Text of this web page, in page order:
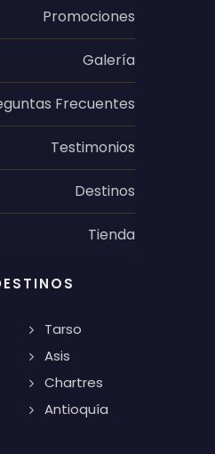
Promociones
Galería
Frecuentes
Testimonios
Destinos
Tienda
Tarso
Asis
Chartres
Antioquía